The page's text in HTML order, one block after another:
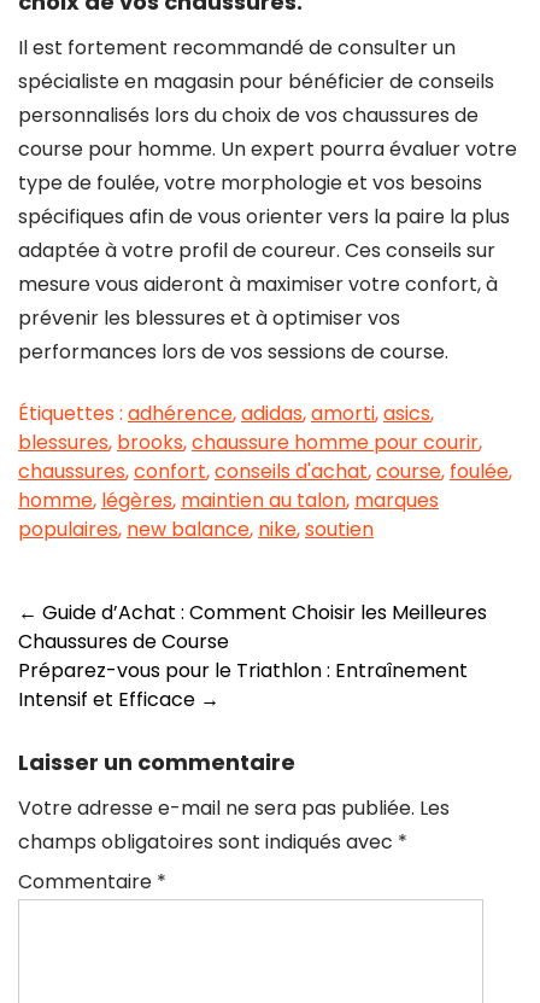
Il est fortement recommandé de consulter un
spécialiste en magasin pour bénéficier de conseils
personnalisés lors du choix de vos chaussures de
course pour homme. Un expert pourra évaluer votre
type de foulée, votre morphologie et vos besoins
spécifiques afin de vous orienter vers la paire la plus
adaptée à votre profil de coureur. Ces conseils sur
mesure vous aideront à maximiser votre confort, à
prévenir les blessures et à optimiser vos
performances lors de vos sessions de course.
Étiquettes : adhérence,adidas,amorti,asics,
blessures, brooks,chaussure homme pour courir,
chaussures,confort,conseils d'achat,course, foulée,
homme, légères, maintien au talon, marques
populaires, new balance, nike,soutien
Navigation
des
articles
← Guide d’Achat : Comment Choisir les Meilleures
Chaussures de Course
Préparez-vous pour le Triathlon : Entraînement
Intensif et Efficace →
Laisser un commentaire
Votre adresse e-mail ne sera pas publiée. Les
champs obligatoires sont indiqués avec *
Commentaire *